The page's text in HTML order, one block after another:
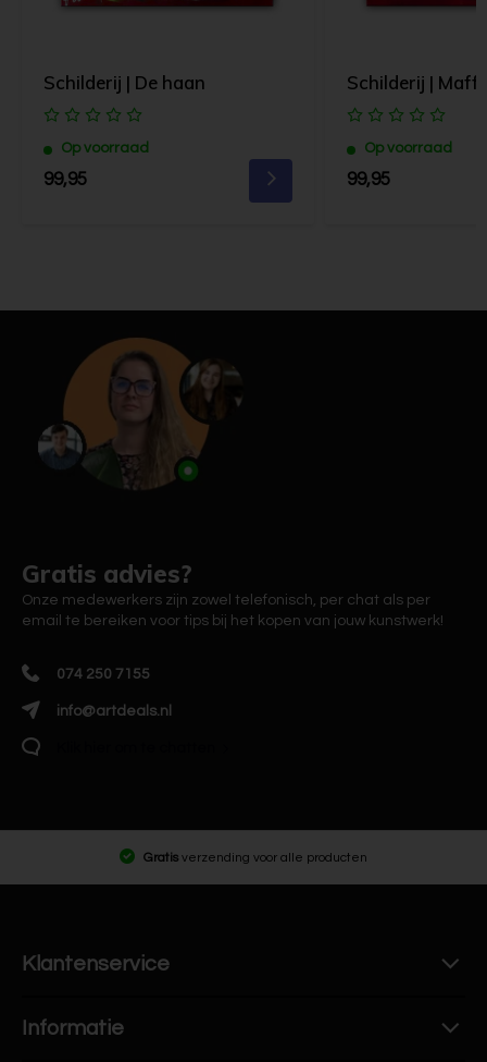
Schilderij | De haan
Op voorraad
99,95
Schilderij |
Op voorraad
99,95
Gratis advies?
Onze medewerkers zijn zowel telefonisch, per chat als per
email te bereiken voor tips bij het kopen van jouw kunstwerk!
074 250 7155
info@artdeals.nl
Gratis verzending voor alle producten
Klantenservice
Informatie